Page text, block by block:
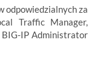
odpowiedzialnych za
Traffic Manager,
IP Administrator